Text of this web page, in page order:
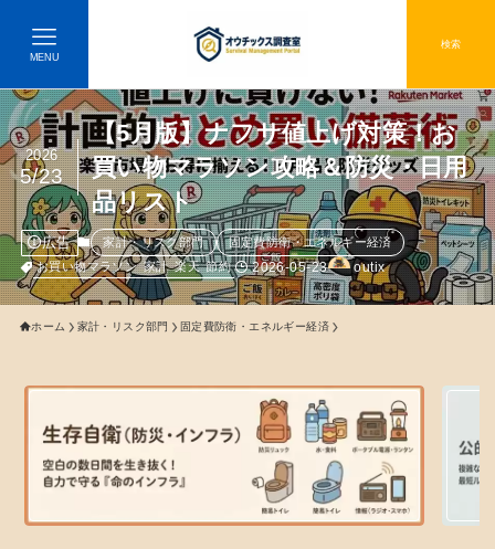
検索
MENU
【5月版】ナフサ値上げ対策！お
買い物マラソン攻略＆防災・日用
品リスト
2026
5/23
広告 家計・リスク部門
固定費防衛・エネルギー経済
お買い物マラソン 家計 楽天 節約 2026-05-23 outix
ホーム 家計・リスク部門 固定費防衛・エネルギー経済